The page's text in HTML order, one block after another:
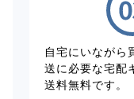
自宅にいながら
送に必要な宅配
送料無料です。